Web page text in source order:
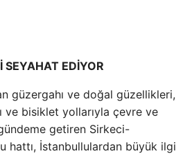
SEYAHAT EDİYOR
güzergahı ve doğal güzellikleri,
ve bisiklet yollarıyla çevre ve
getiren Sirkeci-
hattı, İstanbullulardan büyük ilgi